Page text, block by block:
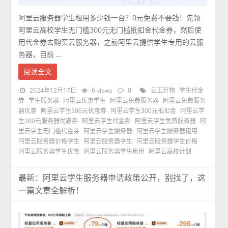
阿里云服务器学生租用多少钱一台？0元免费不要钱！先领
阿里云高校学生无门槛300元无门槛抵扣金代金券，然后使
用代金券去购买云服务器，之前阿里云提供学生专用的云服
务器，目前 ...
阅读全文
2024年12月17日 6 views 0 云工开物
学生代金
券 学生服务器 阿里云优惠学生 阿里云免费服务器
阿里云免费服务
器优惠
阿里云学生300元优惠券 阿里云学生300元抵扣金
阿里云学
生300元服务器优惠券
阿里云学生代金券 阿里云学生免费服务器
阿
里云学生无门槛代金券
阿里云学生服务器
阿里云学生服务器租用
阿里云服务器价格学生
阿里云服务器学生
阿里云服务器学生价格
阿里云服务器学生优惠
阿里云服务器学生租用 阿里云高校计划
最新：阿里云学生服务器申请政策公开，别找了，这
一篇文章全解析！